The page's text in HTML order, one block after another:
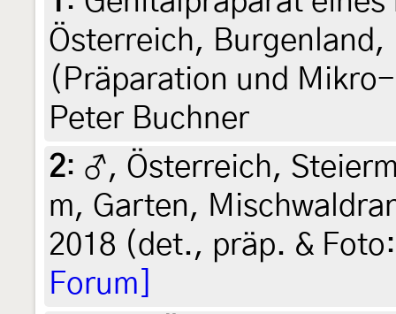
Österreich, Burgenland,
(Präparation und
Peter Buchner
2: ♂, Österreich,
m, Garten,
2018 (det., präp. &
Forum]